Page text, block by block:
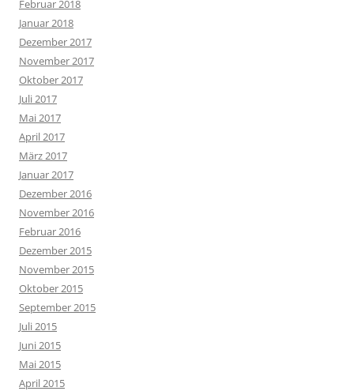
Februar 2018
Januar 2018
Dezember 2017
November 2017
Oktober 2017
Juli 2017
Mai 2017
April 2017
März 2017
Januar 2017
Dezember 2016
November 2016
Februar 2016
Dezember 2015
November 2015
Oktober 2015
September 2015
Juli 2015
Juni 2015
Mai 2015
April 2015